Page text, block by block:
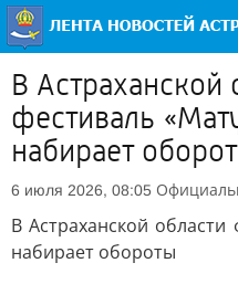
В Астраханской
фестиваль
набирает
6 июля 2026, 08:05
В Астраханской
набирает обороты